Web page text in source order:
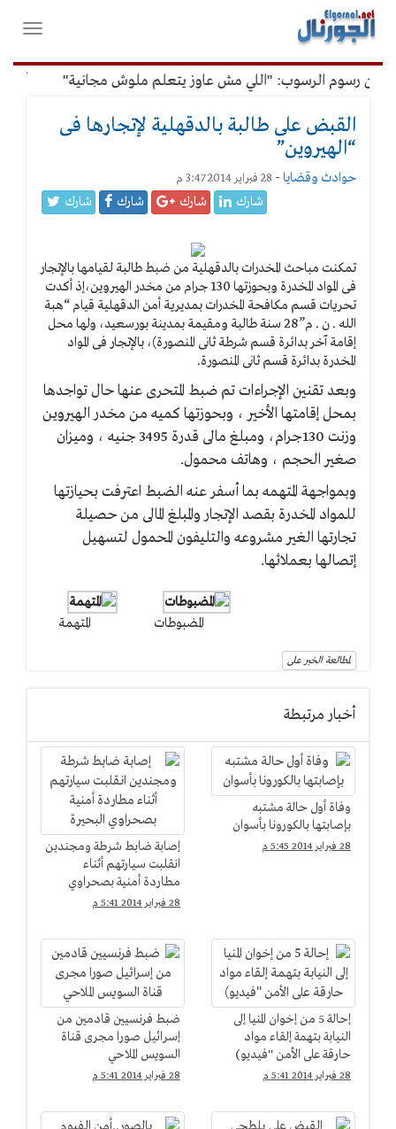
القائمة
الرئيسية
فتح
عن رسوم الرسوب: "اللي مش عاوز يتعلم ملوش مجانية"
القبض على طالبة بالدقهلية لإتجارها فى
“الهيروين”
حوادث وقضايا - 28 فبراير 2014 3:47 م
شارك شارك شارك شارك
تمكنت مباحث المخدرات بالدقهلية من ضبط طالبة لقيامها بالإتجار
فى المواد المخدرة وبحوزتها 130 جرام من مخدر الهيروين،إذ أكدت
تحريات قسم مكافحة المخدرات بمديرية أمن الدقهلية قيام “هبة
الله . ن . م”28 سنة طالبة ومقيمة بمدينة بورسعيد، ولها محل
إقامة آخر بدائرة قسم شرطة ثانى المنصورة)، بالإتجار فى المواد
المخدرة بدائرة قسم ثانى المنصورة.
وبعد تقنين الإجراءات تم ضبط المتحرى عنها حال تواجدها
بمحل إقامتها الأخير ، وبحوزتها كميه من مخدر الهيروين
وزنت 130جرام، ومبلغ مالى قدرة 3495 جنيه ، وميزان
صغير الحجم ، وهاتف محمول.
وبمواجهة المتهمه بما أسفر عنه الضبط اعترفت بحيازتها
للمواد المخدرة بقصد الإتجار والمبلغ المالى من حصيلة
تجارتها الغير مشروعه والتليفون المحمول لتسهيل
إتصالها بعملائها.
المتهمة المضبوطات
لمطالعة الخبر على
أخبار مرتبطة
وفاة أول حالة مشتبه
بإصابتها بالكورونا بأسوان
28 فبراير 2014 5:45 م
إصابة ضابط شرطة ومجندين
انقلبت سيارتهم أثناء
مطاردة أمنية بصحراوي
البحيرة
28 فبراير 2014 5:41 م
إحالة 5 من إخوان المنيا إلى
النيابة بتهمة إلقاء مواد
حارقة على الأمن ''فيديو)
28 فبراير 2014 5:41 م
ضبط فرنسيين قادمين من
إسرائيل صورا مجرى قناة
السويس الملاحي
28 فبراير 2014 5:41 م